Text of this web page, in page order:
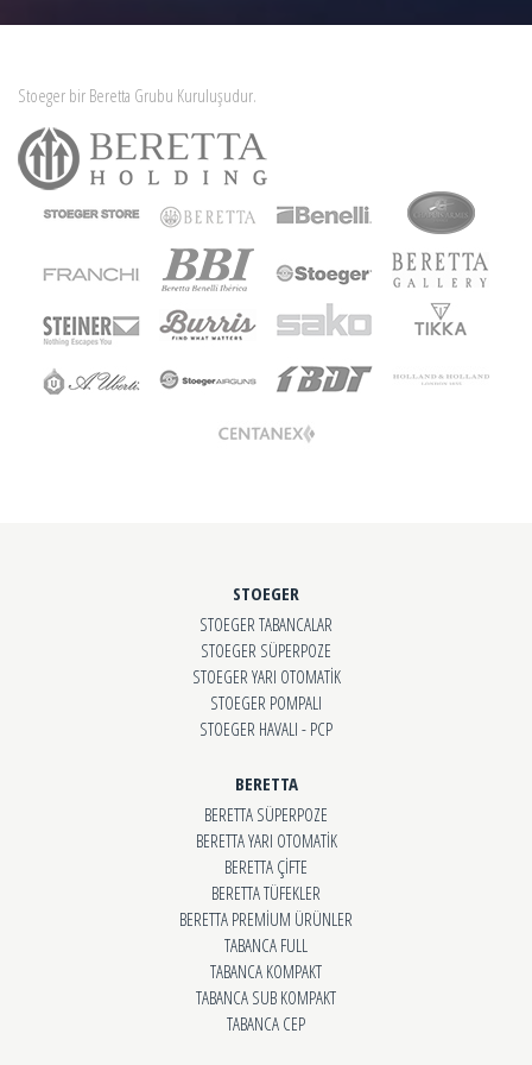
Stoeger bir Beretta Grubu Kuruluşudur.
STOEGER
STOEGER TABANCALAR
STOEGER SÜPERPOZE
STOEGER YARI OTOMATİK
STOEGER POMPALI
STOEGER HAVALI - PCP
BERETTA
BERETTA SÜPERPOZE
BERETTA YARI OTOMATİK
BERETTA ÇİFTE
BERETTA TÜFEKLER
BERETTA PREMİUM ÜRÜNLER
TABANCA FULL
TABANCA KOMPAKT
TABANCA SUB KOMPAKT
TABANCA CEP